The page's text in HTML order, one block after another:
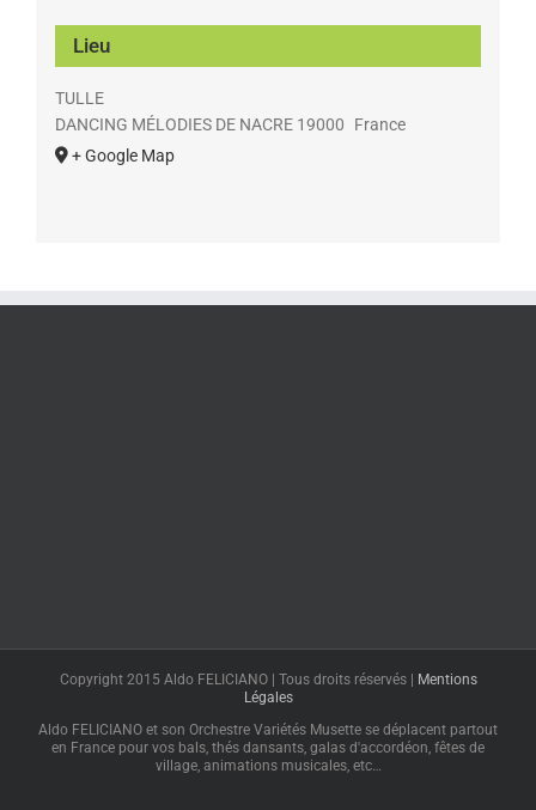
Lieu
TULLE
DANCING MÉLODIES DE NACRE 19000
France
+ Google Map
Copyright 2015 Aldo FELICIANO | Tous droits réservés |
Mentions
Légales
Aldo FELICIANO et son Orchestre Variétés Musette se déplacent partout
en France pour vos bals, thés dansants, galas d'accordéon, fêtes de
village, animations musicales, etc…